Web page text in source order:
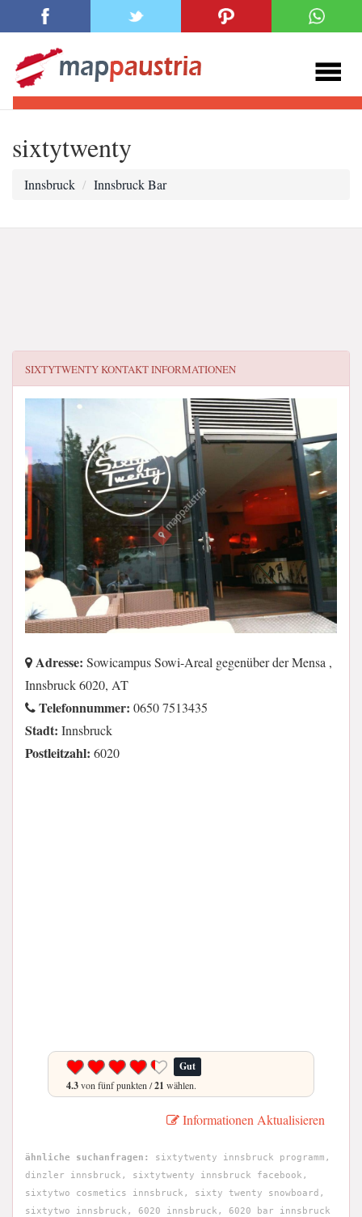
sixtytwenty
Innsbruck Innsbruck Bar
SIXTYTWENTYKONTAKT INFORMATIONEN
Adresse: Sowicampus Sowi-Areal gegenüber der Mensa ,
Innsbruck 6020, AT
Telefonnummer: 0650 7513435
Stadt: Innsbruck
Postleitzahl: 6020
Gut
4.3von fünf punkten /21 wählen.
Informationen Aktualisieren
ähnliche suchanfragen:
sixtytwenty innsbruck programm,
dinzler innsbruck, sixtytwenty innsbruck facebook,
sixtytwo cosmetics innsbruck, sixty twenty snowboard,
sixtytwo innsbruck, 6020 innsbruck, 6020 bar innsbruck